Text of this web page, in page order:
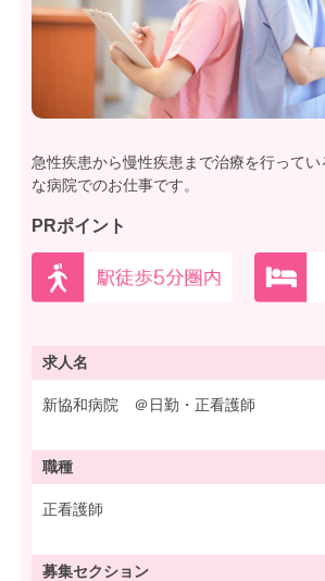
急性疾患から慢性疾患まで治療を行ってい
な病院でのお仕事です。
PRポイント
求人名
新協和病院 ＠日勤・正看護師
職種
正看護師
募集セクション